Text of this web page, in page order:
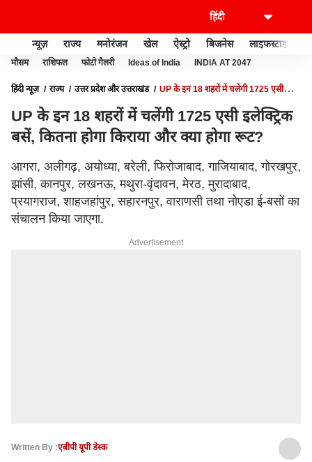
न्यूज़ राज्य मनोरंजन खेल ऐस्ट्रो बिजनेस लाइफस्टाइल
मौसम राशिफल फोटो गैलरी Ideas of India INDIA AT 2047
हिंदी न्यूज़ राज्य उत्तर प्रदेश और उत्तराखंड
UP के इन 18 शहरों में चलेंगी 1725 एसी
UP के इन 18 शहरों में चलेंगी 1725 एसी इलेक्ट्रिक
बसें, कितना होगा किराया और क्या होगा रूट?
आगरा, अलीगढ़, अयोध्या, बरेली, फिरोजाबाद, गाजियाबाद, गोरखपुर,
झांसी, कानपुर, लखनऊ, मथुरा-वृंदावन, मेरठ, मुरादाबाद,
प्रयागराज, शाहजहांपुर, सहारनपुर, वाराणसी तथा नोएडा ई-बसों का
संचालन किया जाएगा.
Advertisement
Written By :एबीपी यूपी डेस्क